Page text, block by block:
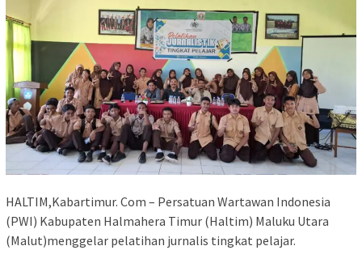
HALTIM,Kabartimur. Com – Persatuan Wartawan Indonesia
(PWI) Kabupaten Halmahera Timur (Haltim) Maluku Utara
(Malut)menggelar pelatihan jurnalis tingkat pelajar.